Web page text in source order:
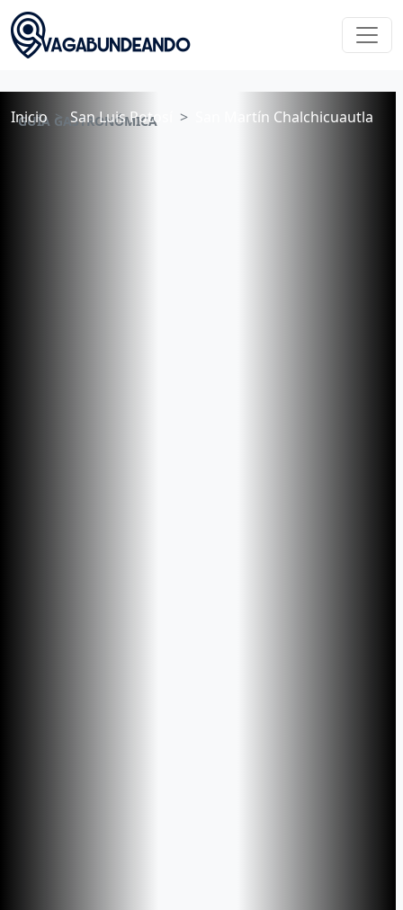
Inicio San Luis Potosí San Martín Chalchicuautla
GUÍA GASTRONÓMICA